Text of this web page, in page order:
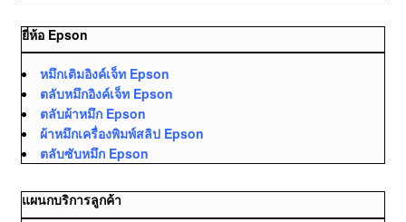
ยี่ห้อ Epson
หมึกเติมอิงค์เจ็ท Epson
ตลับหมึกอิงค์เจ็ท Epson
ตลับผ้าหมึก Epson
ผ้าหมึกเครื่องพิมพ์สลิป Epson
ตลับซับหมึก Epson
แผนกบริการลูกค้า